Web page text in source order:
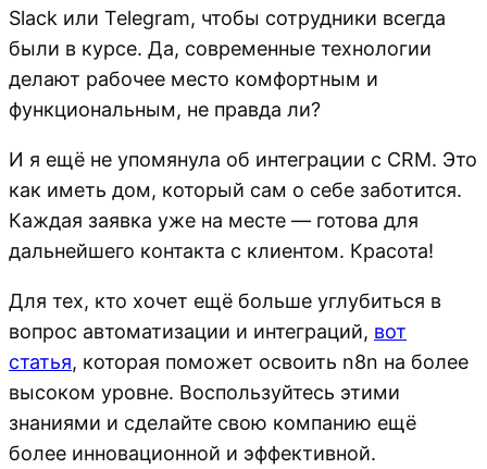
Slack или Telegram, чтобы сотрудники всегда
были в курсе. Да, современные технологии
делают рабочее место комфортным и
функциональным, не правда ли?
И я ещё не упомянула об интеграции с CRM. Это
как иметь дом, который сам о себе заботится.
Каждая заявка уже на месте — готова для
дальнейшего контакта с клиентом. Красота!
Для тех, кто хочет ещё больше углубиться в
вопрос автоматизации и интеграций, вот
статья, которая поможет освоить n8n на более
высоком уровне. Воспользуйтесь этими
знаниями и сделайте свою компанию ещё
более инновационной и эффективной.